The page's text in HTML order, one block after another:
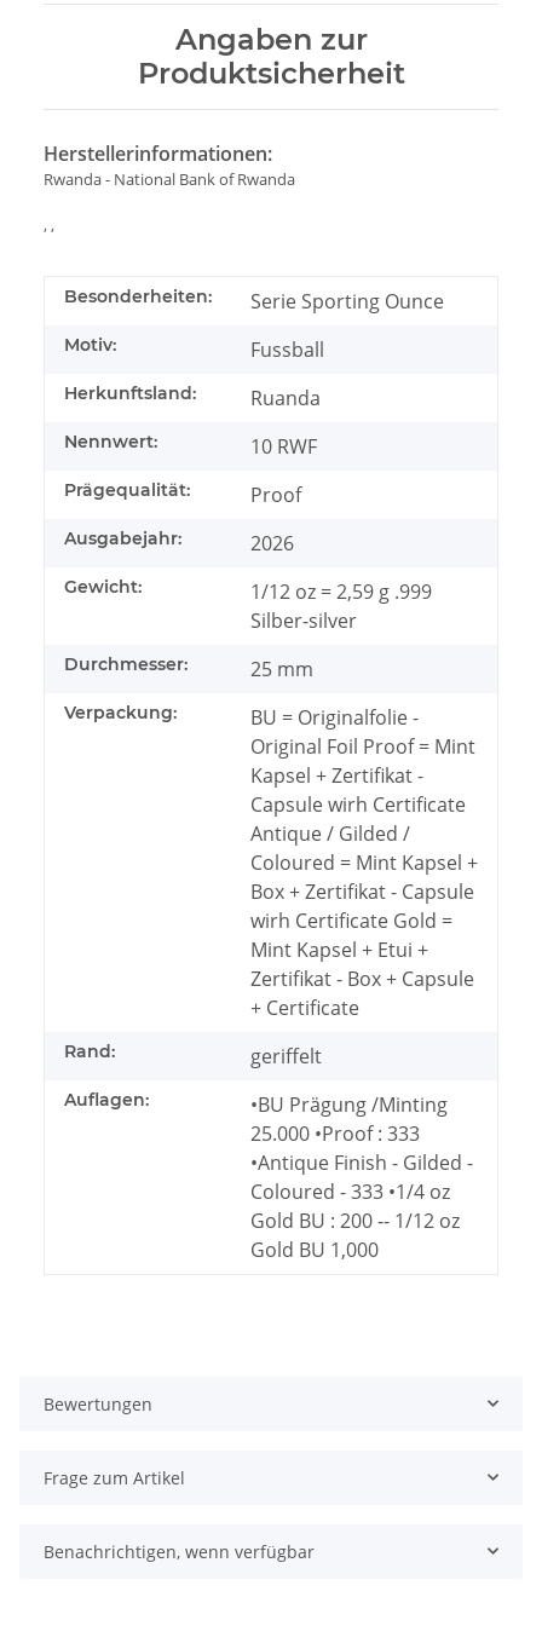
Angaben zur
Produktsicherheit
Herstellerinformationen:
Rwanda - National Bank of Rwanda
, ,
Besonderheiten: Serie Sporting Ounce
Motiv: Fussball
Herkunftsland: Ruanda
Nennwert: 10 RWF
Prägequalität: Proof
Ausgabejahr: 2026
Gewicht:
1/12 oz = 2,59 g .999
Silber-silver
Durchmesser: 25 mm
Verpackung:
BU = Originalfolie -
Original Foil Proof = Mint
Kapsel + Zertifikat -
Capsule wirh Certificate
Antique / Gilded /
Coloured = Mint Kapsel +
Box + Zertifikat - Capsule
wirh Certificate Gold =
Mint Kapsel + Etui +
Zertifikat - Box + Capsule
+ Certificate
Rand: geriffelt
Auflagen:
•BU Prägung /Minting
25.000 •Proof : 333
•Antique Finish - Gilded -
Coloured - 333 •1/4 oz
Gold BU : 200 -- 1/12 oz
Gold BU 1,000
Bewertungen
Frage zum Artikel
Benachrichtigen, wenn verfügbar